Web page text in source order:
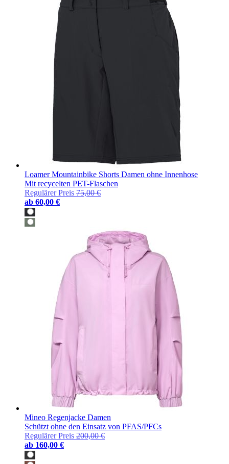
Loamer Mountainbike Shorts Damen ohne Innenhose
Mit recycelten PET-Flaschen
Regulärer Preis 75,00 €
ab 60,00 €
Mineo Regenjacke Damen
Schützt ohne den Einsatz von PFAS/PFCs
Regulärer Preis 200,00 €
ab 160,00 €